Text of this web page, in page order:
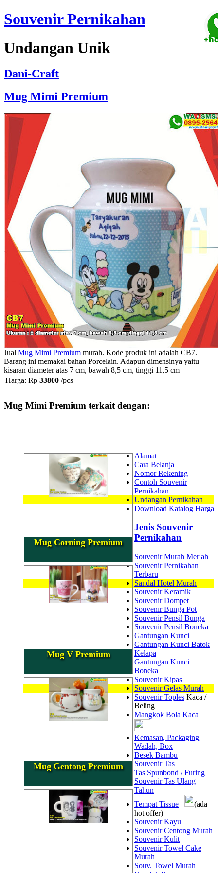
Souvenir Pernikahan
Undangan Unik
Dani-Craft
Mug Mimi Premium
Jual Mug Mimi Premium murah. Kode produk ini adalah CB7.
Barang ini memakai bahan Porcelain. Adapun dimensinya yaitu
kisaran diameter atas 7 cm, bawah 8,5 cm, tinggi 11,5 cm
Harga: Rp 33800 /pcs
Mug Mimi Premium terkait dengan:
Mug Corning Premium
Mug V Premium
Mug Gentong Premium
Alamat
Cara Belanja
Nomor Rekening
Contoh Souvenir
Pernikahan
Undangan Pernikahan
Download Katalog Harga
Jenis Souvenir
Pernikahan
Souvenir Murah Meriah
Souvenir Pernikahan
Terbaru
Sandal Hotel Murah
Souvenir Keramik
Souvenir Dompet
Souvenir Bunga Pot
Souvenir Pensil Bunga
Souvenir Pensil Boneka
Gantungan Kunci
Gantungan Kunci Batok
Kelapa
Gantungan Kunci
Boneka
Souvenir Kipas
Souvenir Gelas Murah
Souvenir Toples Kaca /
Beling
Mangkok Bola Kaca
Kemasan, Packaging,
Wadah, Box
Besek Bambu
Souvenir Tas
Tas Spunbond / Furing
Souvenir Tas Ulang
Tahun
Tempat Tissue
(ada
hot offer)
Souvenir Kayu
Souvenir Centong Murah
Souvenir Kulit
Souvenir Towel Cake
Murah
Souv. Towel Murah